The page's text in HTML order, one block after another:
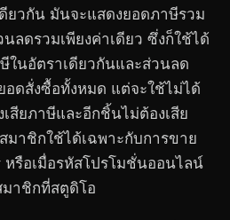
ยวกัน มันจะแสดงยอดภาษีรวม
ลดรวมเพียงค่าเดียว ซึ่งก็ใช้ได้
นอัตราเดียวกันและส่วนลด
อดสั่งซื้อทั้งหมด แต่จะใช้ไม่ได้
สียภาษีและอีกชิ้นไม่ต้องเสีย
มาชิกใช้ได้เฉพาะกับการขาย
หรือเมื่อรหัสโปรโมชั่นออนไลน์
าชิกที่สตูดิโอ